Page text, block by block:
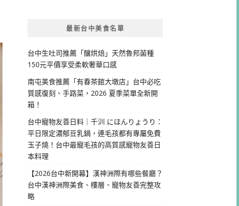
最新台中美食名單
台中生吐司推薦「釀烘焙」天然魯邦菌種
150元平價享受柔軟奢華口感
南屯美食推薦「有春茶館大墩店」台中必吃
質感復刻、手路菜，2026 夏季菜單全新開
箱！
台中寵物友善日料｜千汌 にほんりょうり：
平日限定濃郁豆乳鍋，連毛孩都有專屬免費
玉子燒！台中最寵毛孩的高質感寵物友善日
本料理
【2026台中新開幕】漢神洲際有哪些餐廳？
台中漢神洲際美食、樓層、寵物友善完整攻
略